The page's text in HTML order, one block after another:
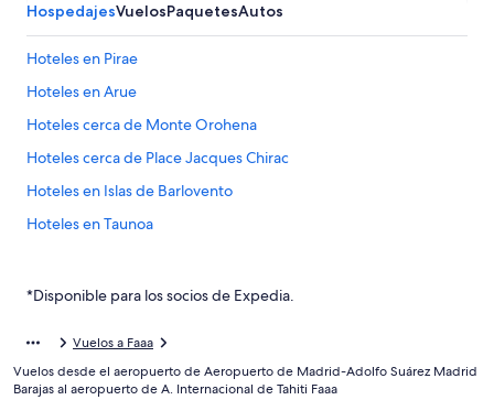
HospedajesVuelosPaquetesAutos
Hoteles en Pirae
Hoteles en Arue
Hoteles cerca de Monte Orohena
Hoteles cerca de Place Jacques Chirac
Hoteles en Islas de Barlovento
Hoteles en Taunoa
Hoteles 4 estrellas en Papeete
Apart-Hoteles en Papeete
Casas de huéspedes en Papeete
*Disponible para los socios de Expedia.
Vuelos a Faaa
Vuelos desde el aeropuerto de Aeropuerto de Madrid-Adolfo Suárez Madrid
Barajas al aeropuerto de A. Internacional de Tahiti Faaa